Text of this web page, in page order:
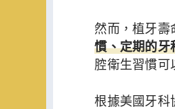
然而，植牙壽
慣、定期的牙
腔衛生習慣可
根據美國牙科